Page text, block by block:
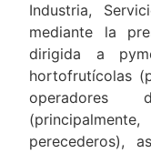
Industria,
mediante la
dirigida a
hortofrutícolas
operadores
perecederos),